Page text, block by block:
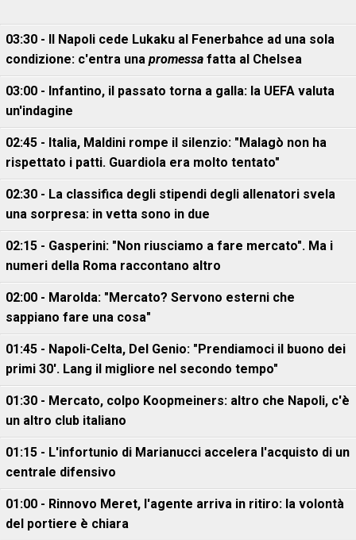
03:30 - Il Napoli cede Lukaku al Fenerbahce ad una sola
condizione: c'entra una promessa fatta al Chelsea
03:00 - Infantino, il passato torna a galla: la UEFA valuta
un'indagine
02:45 - Italia, Maldini rompe il silenzio: "Malagò non ha
rispettato i patti. Guardiola era molto tentato"
02:30 - La classifica degli stipendi degli allenatori svela
una sorpresa: in vetta sono in due
02:15 - Gasperini: "Non riusciamo a fare mercato". Ma i
numeri della Roma raccontano altro
02:00 - Marolda: "Mercato? Servono esterni che
sappiano fare una cosa"
01:45 - Napoli-Celta, Del Genio: "Prendiamoci il buono dei
primi 30'. Lang il migliore nel secondo tempo"
01:30 - Mercato, colpo Koopmeiners: altro che Napoli, c'è
un altro club italiano
01:15 - L'infortunio di Marianucci accelera l'acquisto di un
centrale difensivo
01:00 - Rinnovo Meret, l'agente arriva in ritiro: la volontà
del portiere è chiara